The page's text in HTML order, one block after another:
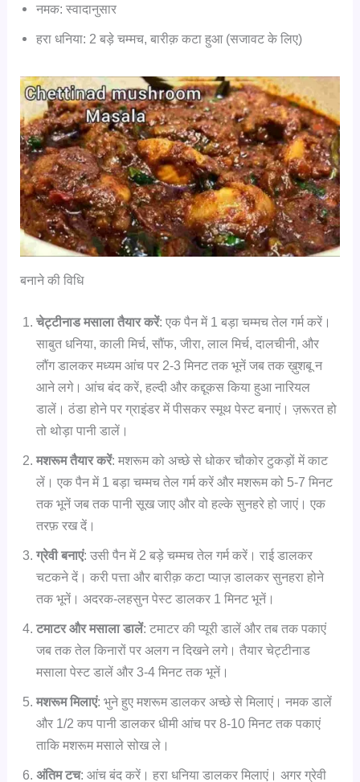
नमक: स्वादानुसार
हरा धनिया: 2 बड़े चम्मच, बारीक़ कटा हुआ (सजावट के लिए)
बनाने की विधि
चेट्टीनाड मसाला तैयार करें: एक पैन में 1 बड़ा चम्मच तेल गर्म करें।
साबुत धनिया, काली मिर्च, सौंफ, जीरा, लाल मिर्च, दालचीनी, और
लौंग डालकर मध्यम आंच पर 2-3 मिनट तक भूनें जब तक ख़ुशबू न
आने लगे। आंच बंद करें, हल्दी और कद्दूकस किया हुआ नारियल
डालें। ठंडा होने पर ग्राइंडर में पीसकर स्मूथ पेस्ट बनाएं। ज़रूरत हो
तो थोड़ा पानी डालें।
मशरूम तैयार करें: मशरूम को अच्छे से धोकर चौकोर टुकड़ों में काट
लें। एक पैन में 1 बड़ा चम्मच तेल गर्म करें और मशरूम को 5-7 मिनट
तक भूनें जब तक पानी सूख जाए और वो हल्के सुनहरे हो जाएं। एक
तरफ़ रख दें।
ग्रेवी बनाएं: उसी पैन में 2 बड़े चम्मच तेल गर्म करें। राई डालकर
चटकने दें। करी पत्ता और बारीक़ कटा प्याज़ डालकर सुनहरा होने
तक भूनें। अदरक-लहसुन पेस्ट डालकर 1 मिनट भूनें।
टमाटर और मसाला डालें: टमाटर की प्यूरी डालें और तब तक पकाएं
जब तक तेल किनारों पर अलग न दिखने लगे। तैयार चेट्टीनाड
मसाला पेस्ट डालें और 3-4 मिनट तक भूनें।
मशरूम मिलाएं: भुने हुए मशरूम डालकर अच्छे से मिलाएं। नमक डालें
और 1/2 कप पानी डालकर धीमी आंच पर 8-10 मिनट तक पकाएं
ताकि मशरूम मसाले सोख ले।
अंतिम टच: आंच बंद करें। हरा धनिया डालकर मिलाएं। अगर ग्रेवी